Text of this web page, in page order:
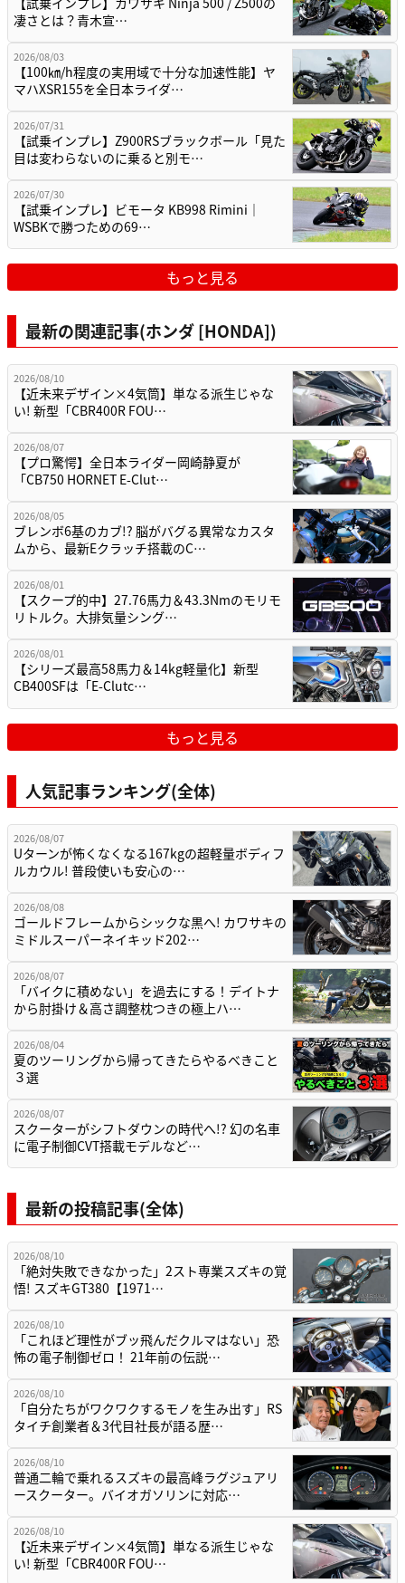
凄さとは？青木宣…
2026/08/03
【100㎞/h程度の実用域で十分な加速性能】ヤ
マハXSR155を全日本ライダ…
2026/07/31
【試乗インプレ】Z900RSブラックボール「見た
目は変わらないのに乗ると別モ…
2026/07/30
【試乗インプレ】ビモータ KB998 Rimini｜
WSBKで勝つための69…
もっと見る
最新の関連記事(ホンダ [HONDA])
2026/08/10
【近未来デザイン×4気筒】単なる派生じゃな
い! 新型「CBR400R FOU…
2026/08/07
【プロ驚愕】全日本ライダー岡崎静夏が
「CB750 HORNET E-Clut…
2026/08/05
ブレンボ6基のカブ!? 脳がバグる異常なカスタ
ムから、最新Eクラッチ搭載のC…
2026/08/01
【スクープ的中】27.76馬力＆43.3Nmのモリモ
リトルク。大排気量シング…
2026/08/01
【シリーズ最高58馬力＆14kg軽量化】新型
CB400SFは「E-Clutc…
もっと見る
人気記事ランキング(全体)
2026/08/07
Uターンが怖くなくなる167kgの超軽量ボディフ
ルカウル! 普段使いも安心の…
2026/08/08
ゴールドフレームからシックな黒へ! カワサキの
ミドルスーパーネイキッド202…
2026/08/07
「バイクに積めない」を過去にする！デイトナ
から肘掛け＆高さ調整枕つきの極上ハ…
2026/08/04
夏のツーリングから帰ってきたらやるべきこと
３選
2026/08/07
スクーターがシフトダウンの時代へ!? 幻の名車
に電子制御CVT搭載モデルなど…
最新の投稿記事(全体)
2026/08/10
「絶対失敗できなかった」2スト専業スズキの覚
悟! スズキGT380【1971…
2026/08/10
「これほど理性がブッ飛んだクルマはない」恐
怖の電子制御ゼロ！ 21年前の伝説…
2026/08/10
「自分たちがワクワクするモノを生み出す」RS
タイチ創業者＆3代目社長が語る歴…
2026/08/10
普通二輪で乗れるスズキの最高峰ラグジュアリ
ースクーター。バイオガソリンに対応…
2026/08/10
【近未来デザイン×4気筒】単なる派生じゃな
い! 新型「CBR400R FOU…